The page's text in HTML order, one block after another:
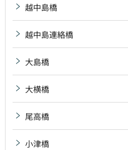
越中島橋
越中島連絡橋
大島橋
大横橋
尾高橋
小津橋